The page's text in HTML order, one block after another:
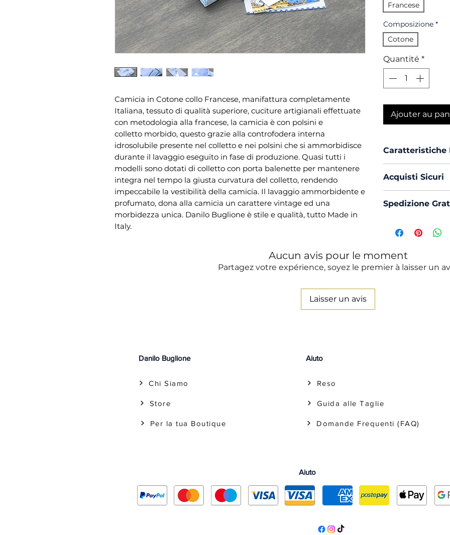
Camicia in Cotone collo Francese, manifattura completamente
Italiana, tessuto di qualità superiore, cuciture artigianali effettuate
con metodologia alla francese, la camicia è con polsini e
colletto morbido, questo grazie alla controfodera interna
idrosolubile presente nel colletto e nei polsini che si ammorbidisce
durante il lavaggio eseguito in fase di produzione. Quasi tutti i
modelli sono dotati di colletto con porta balenette per mantenere
integra nel tempo la giusta curvatura del colletto, rendendo
impeccabile la vestibilità della camicia. Il lavaggio ammorbidente e
profumato, dona alla camicia un carattere vintage ed una
morbidezza unica. Danilo Buglione è stile e qualità, tutto Made in
Italy.
Francese
Composizione *
Cotone
Quantité *
Ajouter au
Caratteristiche
Collo :
Polso :Tondo
Produzione :
Acquisti Sicuri
con PayPal o
Spedizione
Aucun avis pour le moment
Partagez votre expérience, soyez le premier à laisser un
Laisser un avis
Danilo Buglione
Chi Siamo
Store
Per la tua Boutique
Aiuto
Reso
Guida alle Taglie
Domande Frequenti (FAQ)
Aiuto